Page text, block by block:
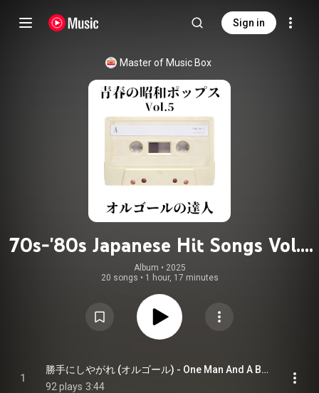
Sign in
Master of Music Box
70s-'80s Japanese Hit Songs Vol.5
[Music Box]
Album • 2025
20 songs • 1 hour, 17 minutes
1
勝手にしやがれ (オルゴール) - One Man And A Band (Music Box)
92 plays 3:44